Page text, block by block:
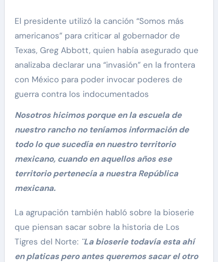
El presidente utilizó la canción “Somos más
americanos” para criticar al gobernador de
Texas, Greg Abbott, quien había asegurado que
analizaba declarar una “invasión” en la frontera
con México para poder invocar poderes de
guerra contra los indocumentados
Nosotros hicimos porque en la escuela de
nuestro rancho no teníamos información de
todo lo que sucedía en nuestro territorio
mexicano, cuando en aquellos años ese
territorio pertenecía a nuestra República
mexicana.
La agrupación también habló sobre la bioserie
que piensan sacar sobre la historia de Los
Tigres del Norte: ¨La bioserie todavía esta ahí
en platicas pero antes queremos sacar el otro